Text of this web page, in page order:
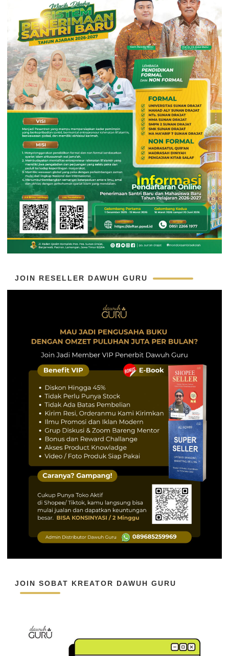
JOIN RESELLER DAWUH GURU
JOIN SOBAT KREATOR DAWUH GURU